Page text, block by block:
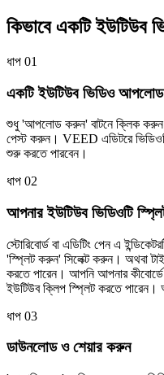
কিভাবে একটি ইউটিউব
ধাপ 01
একটি ইউটিউব ভিডিও
শুধু 'আপলোড করুন' বাটনে ক্লিক করুন
পেস্ট করুন। VEED এডিটরে
শুরু করতে পারবেন।
ধাপ 02
আপনার ইউটিউব ভিডিওটি
স্টোরিবোর্ড বা এডিটিং পেন এ
'স্প্লিট করুন' সিলেক্ট করুন। অথবা
করতে পারেন। আপনি আপনার
ইউটিউব ক্লিপ স্প্লিট করতে
ধাপ 03
ডাউনলোড ও শেয়ার করুন